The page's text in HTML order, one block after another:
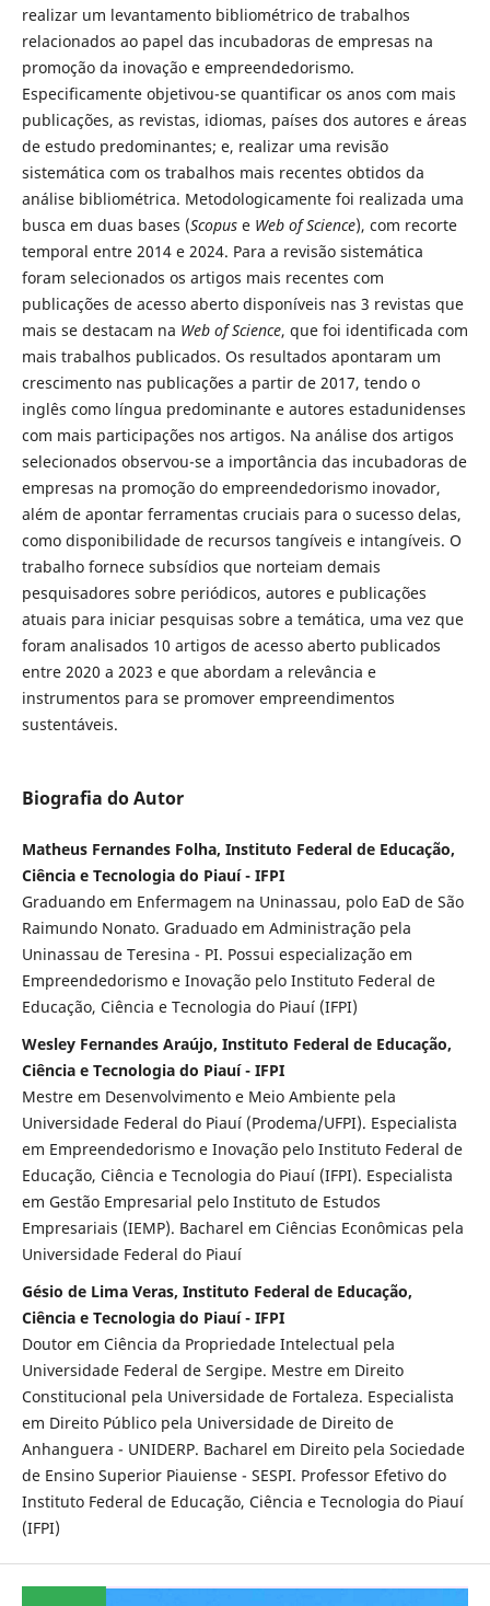
realizar um levantamento bibliométrico de trabalhos
relacionados ao papel das incubadoras de empresas na
promoção da inovação e empreendedorismo.
Especificamente objetivou-se quantificar os anos com mais
publicações, as revistas, idiomas, países dos autores e áreas
de estudo predominantes; e, realizar uma revisão
sistemática com os trabalhos mais recentes obtidos da
análise bibliométrica. Metodologicamente foi realizada uma
busca em duas bases (Scopuse Web of Science), com recorte
temporal entre 2014 e 2024. Para a revisão sistemática
foram selecionados os artigos mais recentes com
publicações de acesso aberto disponíveis nas 3 revistas que
mais se destacam na Web of Science, que foi identificada com
mais trabalhos publicados. Os resultados apontaram um
crescimento nas publicações a partir de 2017, tendo o
inglês como língua predominante e autores estadunidenses
com mais participações nos artigos. Na análise dos artigos
selecionados observou-se a importância das incubadoras de
empresas na promoção do empreendedorismo inovador,
além de apontar ferramentas cruciais para o sucesso delas,
como disponibilidade de recursos tangíveis e intangíveis. O
trabalho fornece subsídios que norteiam demais
pesquisadores sobre periódicos, autores e publicações
atuais para iniciar pesquisas sobre a temática, uma vez que
foram analisados 10 artigos de acesso aberto publicados
entre 2020 a 2023 e que abordam a relevância e
instrumentos para se promover empreendimentos
sustentáveis.
Biografia do Autor
Matheus Fernandes Folha, Instituto Federal de Educação,
Ciência e Tecnologia do Piauí - IFPI
Graduando em Enfermagem na Uninassau, polo EaD de São
Raimundo Nonato. Graduado em Administração pela
Uninassau de Teresina - PI. Possui especialização em
Empreendedorismo e Inovação pelo Instituto Federal de
Educação, Ciência e Tecnologia do Piauí (IFPI)
Wesley Fernandes Araújo, Instituto Federal de Educação,
Ciência e Tecnologia do Piauí - IFPI
Mestre em Desenvolvimento e Meio Ambiente pela
Universidade Federal do Piauí (Prodema/UFPI). Especialista
em Empreendedorismo e Inovação pelo Instituto Federal de
Educação, Ciência e Tecnologia do Piauí (IFPI). Especialista
em Gestão Empresarial pelo Instituto de Estudos
Empresariais (IEMP). Bacharel em Ciências Econômicas pela
Universidade Federal do Piauí
Gésio de Lima Veras, Instituto Federal de Educação,
Ciência e Tecnologia do Piauí - IFPI
Doutor em Ciência da Propriedade Intelectual pela
Universidade Federal de Sergipe. Mestre em Direito
Constitucional pela Universidade de Fortaleza. Especialista
em Direito Público pela Universidade de Direito de
Anhanguera - UNIDERP. Bacharel em Direito pela Sociedade
de Ensino Superior Piauiense - SESPI. Professor Efetivo do
Instituto Federal de Educação, Ciência e Tecnologia do Piauí
(IFPI)